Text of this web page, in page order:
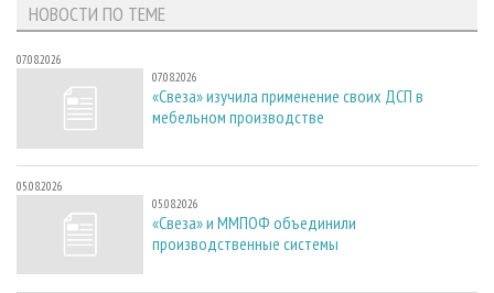
НОВОСТИ ПО ТЕМЕ
07.08.2026
07.08.2026
«Свеза» изучила применение своих ДСП в
мебельном производстве
05.08.2026
05.08.2026
«Свеза» и ММПОФ объединили
производственные системы